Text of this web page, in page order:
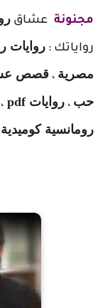
مجنونة عشاق
رواياتك : روايات
مصرية ، قصص
حب ، روايات pdf ،
رومانسية